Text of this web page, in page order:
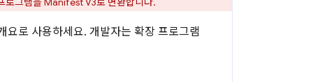
요로 사용하세요. 개발자는 확장 프로그램